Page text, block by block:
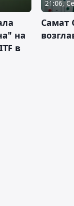
на
в
21:06,
Самат